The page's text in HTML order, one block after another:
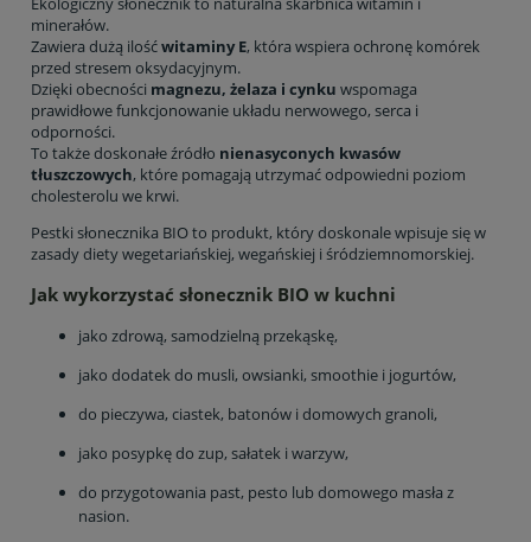
minerałów.
Zawiera dużą ilośćwitaminy E, która wspiera ochronę komórek
przed stresem oksydacyjnym.
Dzięki obecności magnezu, żelaza i cynku wspomaga
prawidłowe funkcjonowanie układu nerwowego, serca i
odporności.
To także doskonałe źródło nienasyconych kwasów
tłuszczowych, które pomagają utrzymać odpowiedni poziom
cholesterolu we krwi.
Pestki słonecznika BIO to produkt, który doskonale wpisuje się w
zasady diety wegetariańskiej, wegańskiej i śródziemnomorskiej.
Jak wykorzystać słonecznik BIO w kuchni
jako zdrową, samodzielną przekąskę,
jako dodatek do musli, owsianki, smoothie i jogurtów,
do pieczywa, ciastek, batonów i domowych granoli,
jako posypkę do zup, sałatek i warzyw,
do przygotowania past, pesto lub domowego masła z
nasion.